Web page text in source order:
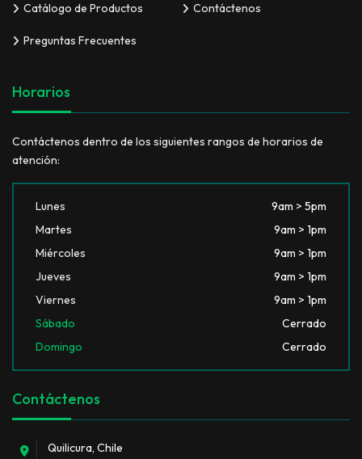
Catálogo de Productos Contáctenos
Preguntas Frecuentes
Horarios
Contáctenos dentro de los siguientes rangos de horarios de
atención:
Lunes
9am > 5pm
Martes
9am > 1pm
Miércoles
9am > 1pm
Jueves
9am > 1pm
Viernes
9am > 1pm
Sábado
Cerrado
Domingo
Cerrado
Contáctenos
Quilicura, Chile